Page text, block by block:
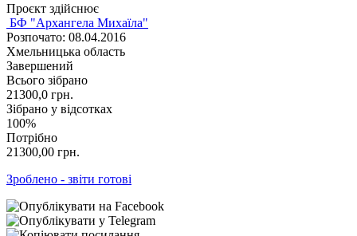
Проєкт здійснює
БФ "Архангела Михаїла"
Розпочато: 08.04.2016
Хмельницька область
Завершений
Всього зібрано
21300,0 грн.
Зібрано у відсотках
100%
Потрібно
21300,00 грн.
Зроблено - звіти готові